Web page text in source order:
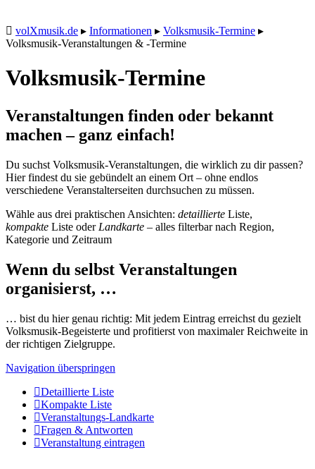
volXmusik.de ▸ Informationen ▸ Volksmusik-Termine ▸
Volksmusik-Veranstaltungen & -Termine
Volksmusik-Termine
Veranstaltungen finden oder bekannt
machen – ganz einfach!
Du suchst Volksmusik-Veranstaltungen, die wirklich zu dir passen?
Hier findest du sie gebündelt an einem Ort – ohne endlos
verschiedene Veranstalterseiten durchsuchen zu müssen.
Wähle aus drei praktischen Ansichten: detaillierte Liste,
kompakte Liste oder Landkarte – alles filterbar nach Region,
Kategorie und Zeitraum
Wenn du selbst Veranstaltungen
organisierst, …
… bist du hier genau richtig: Mit jedem Eintrag erreichst du gezielt
Volksmusik-Begeisterte und profitierst von maximaler Reichweite in
der richtigen Zielgruppe.
Navigation überspringen
Detaillierte Liste
Kompakte Liste
Veranstaltungs-Landkarte
Fragen & Antworten
Veranstaltung eintragen